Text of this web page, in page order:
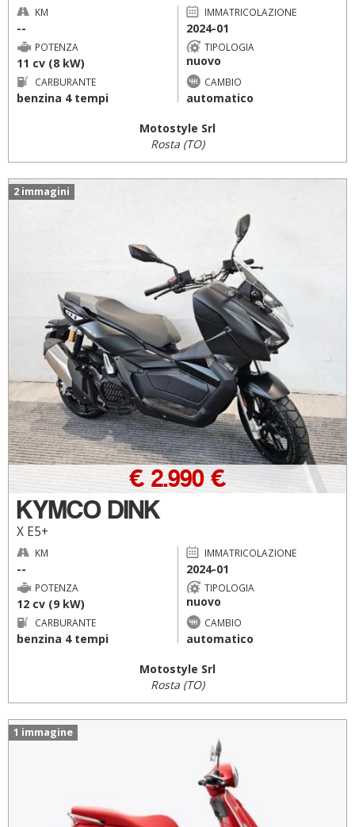
KM
--
IMMATRICOLAZIONE
2024-01
POTENZA
11 cv (8 kW)
TIPOLOGIA
nuovo
CARBURANTE
benzina 4 tempi
CAMBIO
automatico
Motostyle Srl
Rosta (TO)
2 immagini
KYMCO DINK
X E5+
€ 2.990 €
KM
--
IMMATRICOLAZIONE
2024-01
POTENZA
12 cv (9 kW)
TIPOLOGIA
nuovo
CARBURANTE
benzina 4 tempi
CAMBIO
automatico
Motostyle Srl
Rosta (TO)
1 immagine